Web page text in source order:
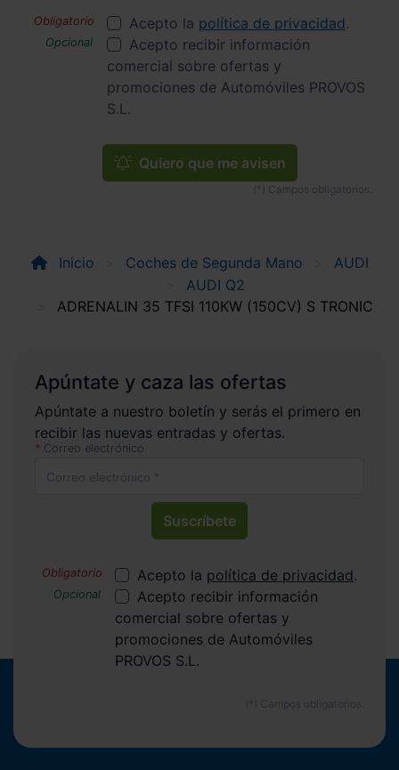
Acepto la política de privacidad.
Acepto recibir información
comercial sobre ofertas y
promociones de Automóviles PROVOS
S.L.
Quiero que me avisen
Inicio Coches de Segunda Mano
AUDI
AUDI Q2
ADRENALIN 35 TFSI 110KW (150CV) S TRONIC
Apúntate y caza las ofertas
Apúntate a nuestro boletín y serás el primero en
recibir las nuevas entradas y ofertas.
Correo electrónico
Suscríbete
Acepto la política de privacidad.
Acepto recibir información
comercial sobre ofertas y
promociones de Automóviles
PROVOS S.L.